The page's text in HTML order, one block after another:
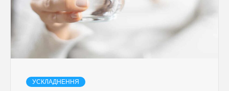
УСКЛАДНЕННЯ